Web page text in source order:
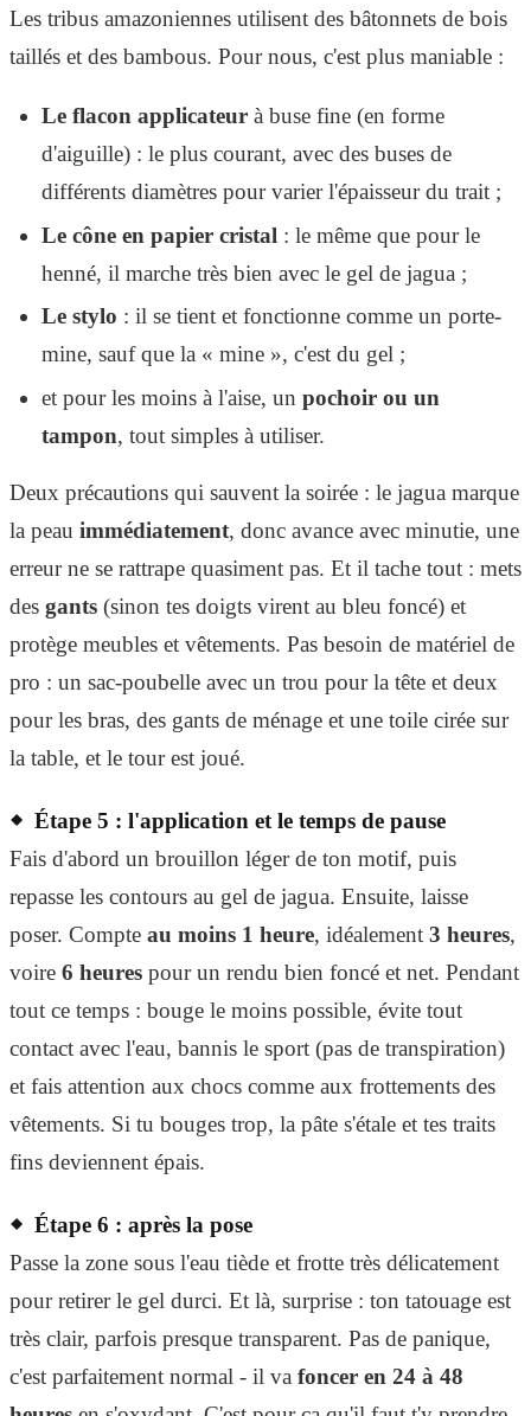
Les tribus amazoniennes utilisent des bâtonnets de bois
taillés et des bambous. Pour nous, c'est plus maniable :
Le flacon applicateurà buse fine (en forme
d'aiguille) : le plus courant, avec des buses de
différents diamètres pour varier l'épaisseur du trait ;
Le cône en papier cristal : le même que pour le
henné, il marche très bien avec le gel de jagua ;
Le stylo : il se tient et fonctionne comme un porte-
mine, sauf que la « mine », c'est du gel ;
et pour les moins à l'aise, un pochoir ou un
tampon, tout simples à utiliser.
Deux précautions qui sauvent la soirée : le jagua marque
la peau immédiatement, donc avance avec minutie, une
erreur ne se rattrape quasiment pas. Et il tache tout : mets
des gants (sinon tes doigts virent au bleu foncé) et
protège meubles et vêtements. Pas besoin de matériel de
pro : un sac-poubelle avec un trou pour la tête et deux
pour les bras, des gants de ménage et une toile cirée sur
la table, et le tour est joué.
Étape 5 : l'application et le temps de pause
Fais d'abord un brouillon léger de ton motif, puis
repasse les contours au gel de jagua. Ensuite, laisse
poser. Compte au moins 1 heure, idéalement 3 heures,
voire 6 heures pour un rendu bien foncé et net. Pendant
tout ce temps : bouge le moins possible, évite tout
contact avec l'eau, bannis le sport (pas de transpiration)
et fais attention aux chocs comme aux frottements des
vêtements. Si tu bouges trop, la pâte s'étale et tes traits
fins deviennent épais.
Étape 6 : après la pose
Passe la zone sous l'eau tiède et frotte très délicatement
pour retirer le gel durci. Et là, surprise : ton tatouage est
très clair, parfois presque transparent. Pas de panique,
c'est parfaitement normal - il va foncer en 24 à 48